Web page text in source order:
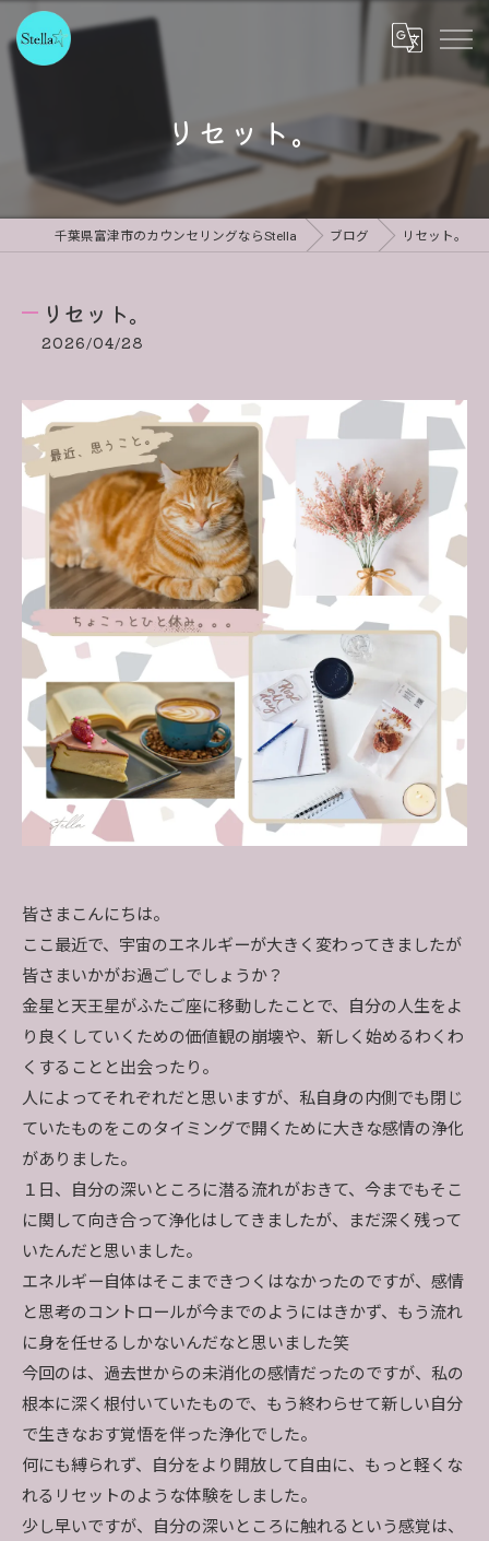
リセット。
千葉県富津市のカウンセリングならStella ブログ リセット。
リセット。
2026/04/28
皆さまこんにちは。
ここ最近で、宇宙のエネルギーが大きく変わってきましたが
皆さまいかがお過ごしでしょうか？
金星と天王星がふたご座に移動したことで、自分の人生をよ
り良くしていくための価値観の崩壊や、新しく始めるわくわ
くすることと出会ったり。
人によってそれぞれだと思いますが、私自身の内側でも閉じ
ていたものをこのタイミングで開くために大きな感情の浄化
がありました。
１日、自分の深いところに潜る流れがおきて、今までもそこ
に関して向き合って浄化はしてきましたが、まだ深く残って
いたんだと思いました。
エネルギー自体はそこまできつくはなかったのですが、感情
と思考のコントロールが今までのようにはきかず、もう流れ
に身を任せるしかないんだなと思いました笑
今回のは、過去世からの未消化の感情だったのですが、私の
根本に深く根付いていたもので、もう終わらせて新しい自分
で生きなおす覚悟を伴った浄化でした。
何にも縛られず、自分をより開放して自由に、もっと軽くな
れるリセットのような体験をしました。
少し早いですが、自分の深いところに触れるという感覚は、